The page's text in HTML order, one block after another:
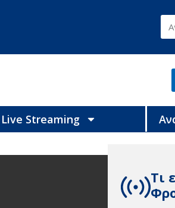
Live Streaming
Τι